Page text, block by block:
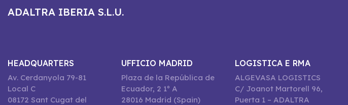
ADALTRA IBERIA S.L.U.
HEADQUARTERS
Av. Cerdanyola 79-81
Local C
08172 Sant Cugat del
UFFICIO MADRID
Plaza de la República de
Ecuador, 2 1º A
28016 Madrid (Spain)
LOGISTICA E RMA
ALGEVASA LOGISTICS
C/ Joanot Martorell 96,
Puerta 1 – ADALTRA